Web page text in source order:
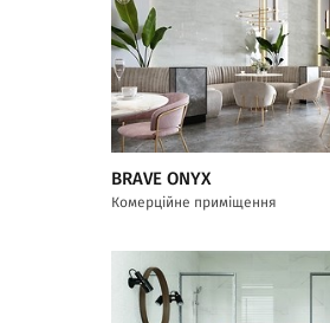
BRAVE ONYX
Комерційне приміщення